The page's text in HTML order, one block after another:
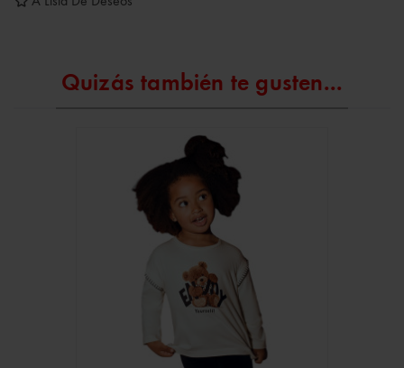
Quizás también te gusten...